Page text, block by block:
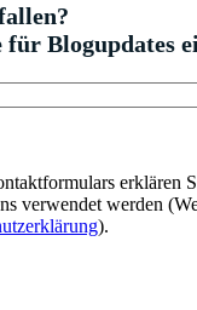
Blogupdates
erklären
verwendet werden
).